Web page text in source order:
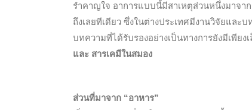
รำคาญใจ อาการแบบนี้มีสาเหตุส่วนหนึ่งมาจา
ถึงเลยทีเดียว ซึ่งในต่างประเทศมีงานวิจัยแล
บทความที่ได้รับรองอย่างเป็นทางการยังมีเพีย
และ สารเคมีในสมอง
ส่วนที่มาจาก “อาหาร”